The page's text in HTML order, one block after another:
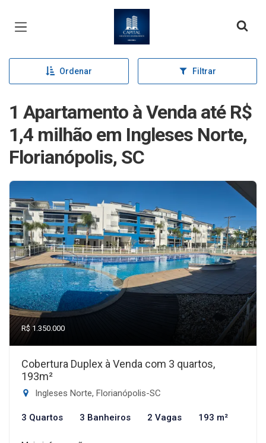
Página inicial
Ordenar Filtrar
1 Apartamento à Venda até R$
1,4 milhão em Ingleses Norte,
Florianópolis, SC
R$ 1.350.000
Cobertura Duplex à Venda com 3 quartos,
193m²
Ingleses Norte, Florianópolis-SC
3 Quartos 3 Banheiros 2 Vagas 193 m²